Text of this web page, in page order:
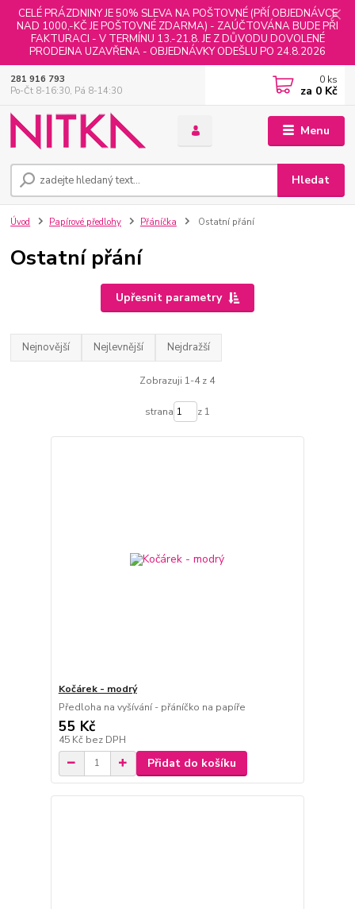
CELÉ PRÁZDNINY JE 50% SLEVA NA POŠTOVNÉ (PŘÍ OBJEDNÁVCE
NAD 1000,-KČ JE POŠTOVNÉ ZDARMA) - ZAÚČTOVÁNA BUDE PŘI
FAKTURACI - V TERMÍNU 13.-21.8. JE Z DŮVODU DOVOLENÉ
PRODEJNA UZAVŘENA - OBJEDNÁVKY ODEŠLU PO 24.8.2026
Menu
Hledat
281 916 793
Po-Čt 8-16:30, Pá 8-14:30
0 ks
za 0 Kč
Úvod Papírové předlohy Přáníčka Ostatní přání
Ostatní přání
Upřesnit parametry
Nejnovější Nejlevnější Nejdražší
Zobrazuji 1-4 z 4
strana z 1
Kočárek - modrý
Předloha na vyšívání - přáníčko na papíře
55 Kč
45 Kč bez DPH
Přidat do košíku